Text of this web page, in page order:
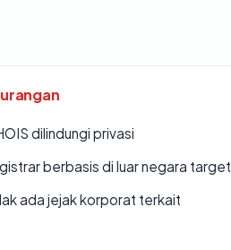
dilindungi privasi
berbasis di luar negara target
ada jejak korporat terkait